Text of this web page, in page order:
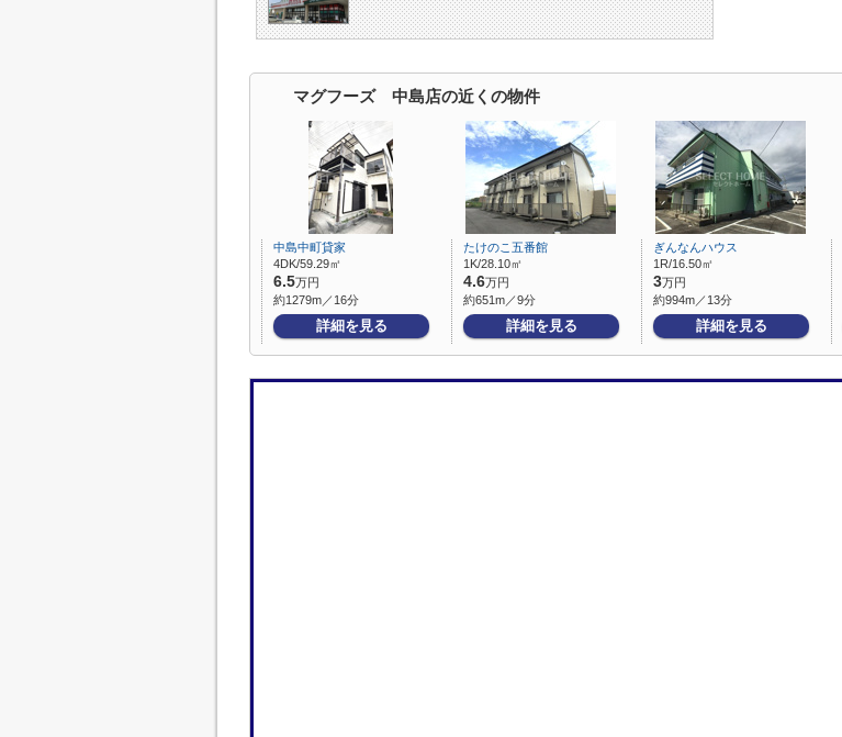
マグフーズ 中島店の近くの物件
中島中町貸家
4DK/59.29㎡
6.5万円
約1279m／16分
詳細を見る
たけのこ五番館
1K/28.10㎡
4.6万円
約651m／9分
詳細を見る
ぎんなんハウス
1R/16.50㎡
3万円
約994m／13分
詳細を見る